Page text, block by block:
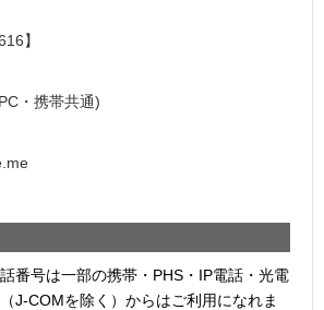
】
・携帯共通)
番号は一部の携帯・PHS・IP電話・光電
J-COMを除く）からはご利用になれま